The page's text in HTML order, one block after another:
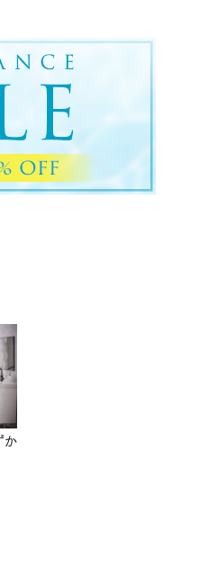
か